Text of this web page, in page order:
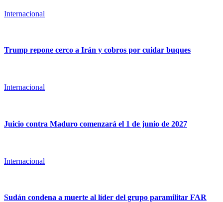
Internacional
Trump repone cerco a Irán y cobros por cuidar buques
Internacional
Juicio contra Maduro comenzará el 1 de junio de 2027
Internacional
Sudán condena a muerte al líder del grupo paramilitar FAR